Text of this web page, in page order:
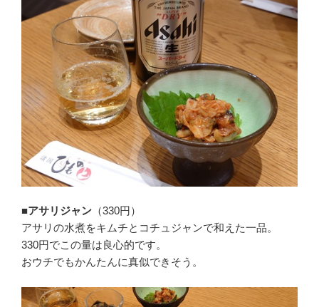
■アサリジャン （330円）
アサリの水煮をキムチとコチュジャンで和えた一品。
330円でこの量は良心的です。
おウチでもかんたんに真似できそう。